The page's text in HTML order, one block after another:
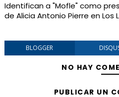
Identifican a "Mofle" como
de Alicia Antonio Pierre en
BLOGGER
NO HAY
PUBLICAR UN